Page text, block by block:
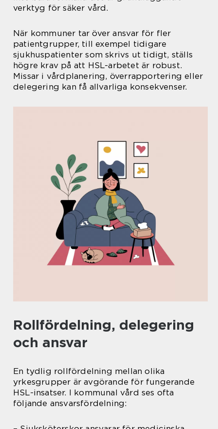
verktyg för säker vård.
När kommuner tar över ansvar för fler
patientgrupper, till exempel tidigare
sjukhuspatienter som skrivs ut tidigt, ställs
högre krav på att HSL-arbetet är robust.
Missar i vårdplanering, överrapportering eller
delegering kan få allvarliga konsekvenser.
Rollfördelning, delegering
och ansvar
En tydlig rollfördelning mellan olika
yrkesgrupper är avgörande för fungerande
HSL-insatser. I kommunal vård ses ofta
följande ansvarsfördelning: